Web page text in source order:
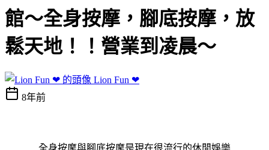
館～全身按摩，腳底按摩，放
鬆天地！！營業到凌晨～
Lion Fun ❤
8年前
全身按摩與腳底按摩是現在很流行的休閒娛樂